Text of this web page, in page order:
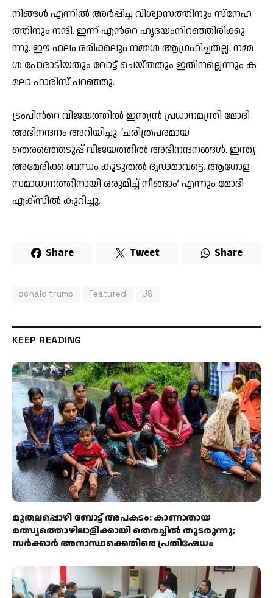
നി​ങ്ങ​ള്‍ എ​ന്നി​ല്‍ അ​ര്‍​പ്പി​ച്ച വി​ശ്വാ​സ​ത്തി​നും സ്‌​നേ​ഹ​
ത്തി​നും ന​ന്ദി. ഇ​ന്ന് എ​ന്‍റെ ഹൃ​ദ​യം​നി​റ​ഞ്ഞി​രി​ക്കു​
ന്നു. ഈ ​ഫ​ലം ഒ​രി​ക്ക​ലും ന​മ്മ​ള്‍ ആ​ഗ്ര​ഹി​ച്ച​ത​ല്ല. ന​മ്മ​
ള്‍ പോ​രാ​ടി​യ​തും വോ​ട്ട് ചെ​യ്ത​തും ഇ​തി​ന​ല്ലെ​ന്നും ക​
മ​ലാ ഹാ​രി​സ് പ​റ​ഞ്ഞു.
ട്രംപിന്‍റെ വിജയത്തിൽ ഇന്ത്യൻ പ്രധാനമന്ത്രി മോദി
അഭിനന്ദനം അറിയിച്ചു. ‘ചരിത്രപരമായ
തെരഞ്ഞെടുപ്പ് വിജയത്തിൽ അഭിനന്ദനങ്ങള്‍. ഇന്ത്യ
അമേരിക്ക ബന്ധം കൂടുതൽ ദൃഢമാവട്ടെ. ആഗോള
സമാധാനത്തിനായി ഒരുമിച്ച് നീങ്ങാം’ എന്നും മോദി
എക്‌സിൽ കുറിച്ചു.
Share Tweet Share
donald trump Featured US
KEEP READING
മുതലപ്പൊഴി ബോട്ട് അപകടം: കാണാതായ
മത്സ്യത്തൊഴിലാളിക്കായി തെരച്ചിൽ തുടരുന്നു;
സർക്കാർ അനാസ്ഥക്കെതിരെ പ്രതിഷേധം